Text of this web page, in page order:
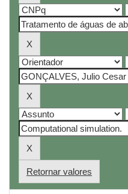
Retornar valores